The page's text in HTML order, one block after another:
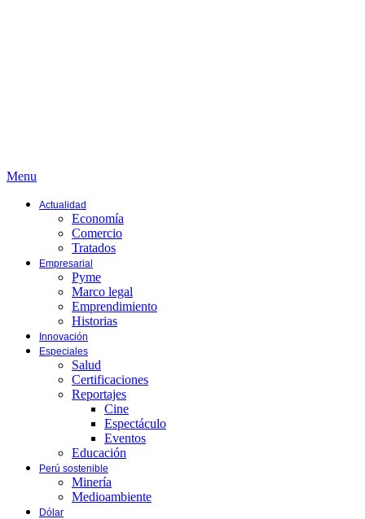
Menu
Actualidad
Economía
Comercio
Tratados
Empresarial
Pyme
Marco legal
Emprendimiento
Historias
Innovación
Especiales
Salud
Certificaciones
Reportajes
Cine
Espectáculo
Eventos
Educación
Perú sostenible
Minería
Medioambiente
Dólar